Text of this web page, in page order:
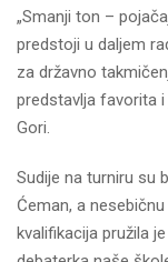
„Smanji ton –
predstoji u daljem
za državno
predstavlja favorita
Gori.
Sudije na turniru su
Ćeman, a
kvalifikacija pružila